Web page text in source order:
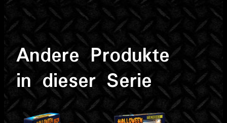
Andere Produkte
in dieser Serie